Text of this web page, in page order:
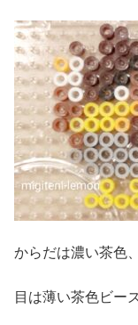
からだは濃い茶色、
目は薄い茶色ビー